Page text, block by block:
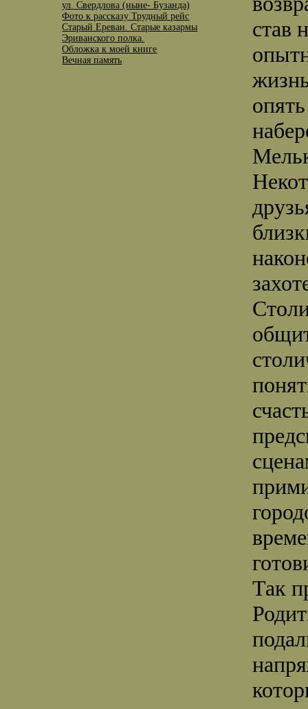
ул. Свердлова (ныне- Бузанда)
Фото к рассказу Трудный рейс
Старый Ереван. Старые казармы
Эриванского полка.
Обложка к моей книге
Вечная память
став
Так